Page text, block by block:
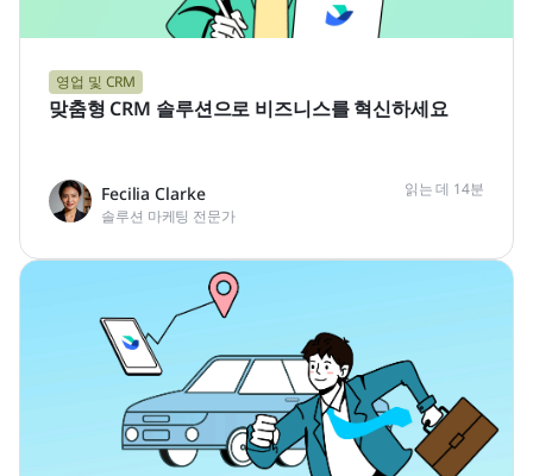
영업 및 CRM
맞춤형 CRM 솔루션으로 비즈니스를 혁신하세요
Fecilia Clarke
솔루션 마케팅 전문가
읽는 데 14분